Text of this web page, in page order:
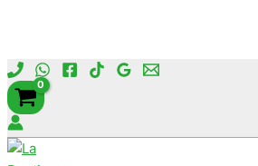
Aller
au
contenu